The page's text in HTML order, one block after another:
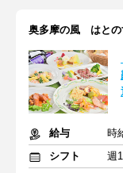
奥多摩の風 はとの
給与
時
シフト